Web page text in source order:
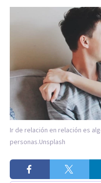
Ir de relación en relación es
personas.Unsplash